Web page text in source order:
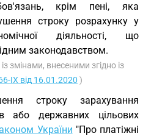
крім пені, яка
строку розрахунку у
діяльності, що
законодавством.
змінами, внесеними згідно із
IX від 16.01.2020 )
строку зарахування
або державних цільових
України "Про платіжні